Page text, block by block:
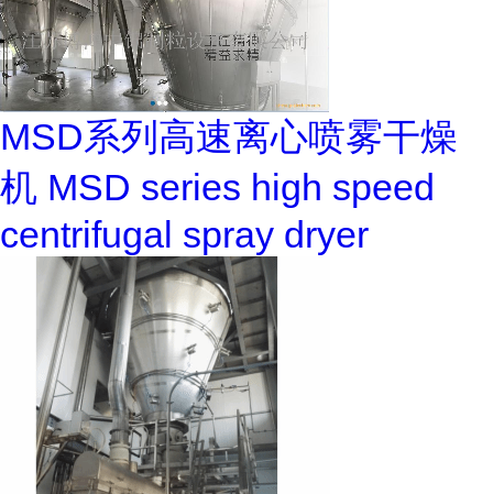
MSD系列高速离心喷雾干燥
机 MSD series high speed
centrifugal spray dryer